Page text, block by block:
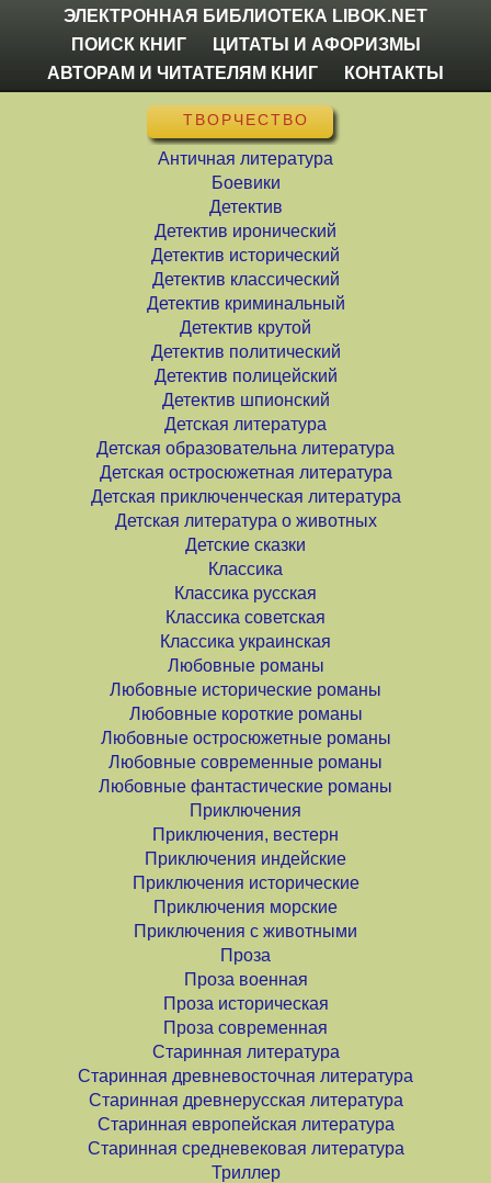
ЭЛЕКТРОННАЯ БИБЛИОТЕКА LIBOK.NET
ПОИСК КНИГ
ЦИТАТЫ И АФОРИЗМЫ
АВТОРАМ И ЧИТАТЕЛЯМ КНИГ
КОНТАКТЫ
ТВОРЧЕСТВО
Античная литература
Боевики
Детектив
Детектив иронический
Детектив исторический
Детектив классический
Детектив криминальный
Детектив крутой
Детектив политический
Детектив полицейский
Детектив шпионский
Детская литература
Детская образовательна литература
Детская остросюжетная литература
Детская приключенческая литература
Детская литература о животных
Детские сказки
Классика
Классика русская
Классика советская
Классика украинская
Любовные романы
Любовные исторические романы
Любовные короткие романы
Любовные остросюжетные романы
Любовные современные романы
Любовные фантастические романы
Приключения
Приключения, вестерн
Приключения индейские
Приключения исторические
Приключения морские
Приключения с животными
Проза
Проза военная
Проза историческая
Проза современная
Старинная литература
Старинная древневосточная литература
Старинная древнерусская литература
Старинная европейская литература
Старинная средневековая литература
Триллер